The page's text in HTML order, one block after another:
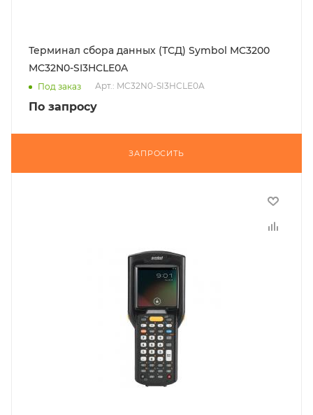
Терминал сбора данных (ТСД) Symbol MC3200
MC32N0-SI3HCLE0A
Под заказ Арт.: MC32N0-SI3HCLE0A
По запросу
ЗАПРОСИТЬ